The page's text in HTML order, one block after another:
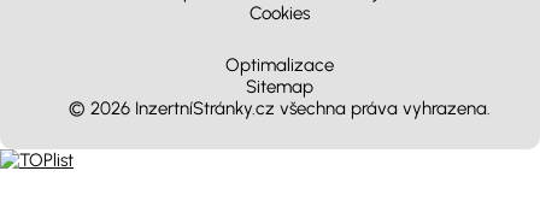
Cookies
Optimalizace
Sitemap
© 2026 InzertníStránky.cz všechna práva vyhrazena.